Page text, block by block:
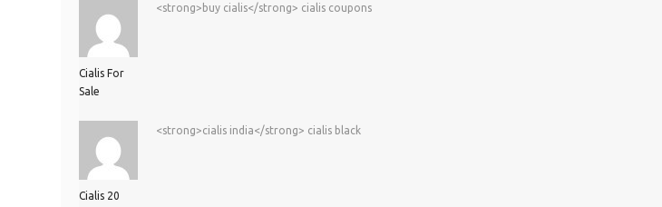
Cialis For
Sale
<strong>buy cialis</strong> cialis coupons
Cialis 20
<strong>cialis india</strong> cialis black